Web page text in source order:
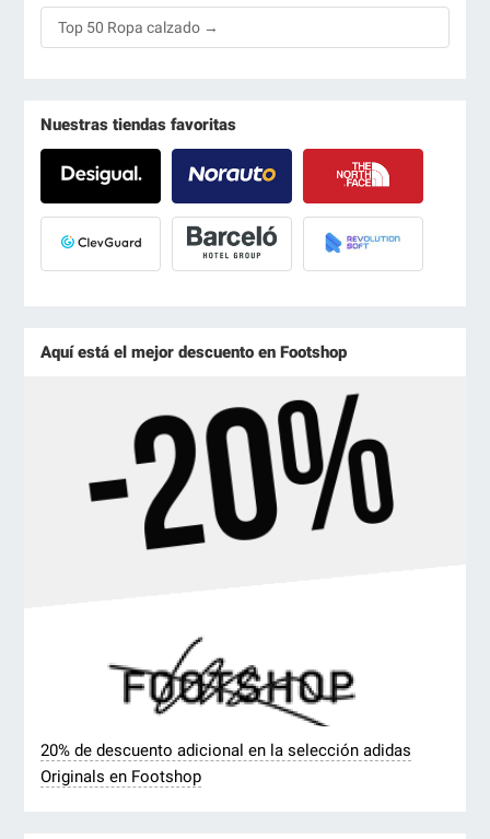
Top 50 Ropa calzado →
Nuestras tiendas favoritas
Aquí está el mejor descuento en Footshop
20% de descuento adicional en la selección adidas
Originals en Footshop